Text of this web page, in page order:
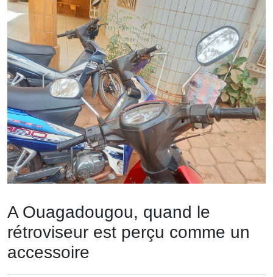
A Ouagadougou, quand le
rétroviseur est perçu comme un
accessoire